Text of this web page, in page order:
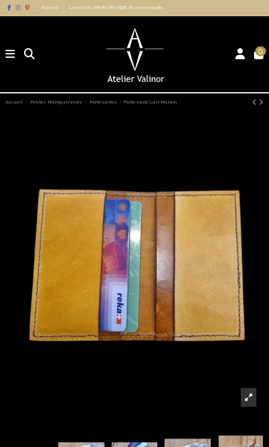
Accueil Livraison offerte dès 150€ de commande
0
Accueil Petites Maroquineries Porte-cartes Porte-carte cuir Marron